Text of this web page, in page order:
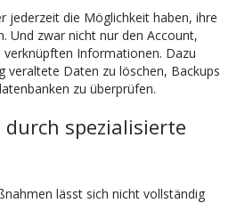
jederzeit die Möglichkeit haben, ihre
Und zwar nicht nur den Account,
Informationen. Dazu
veraltete Daten zu löschen, Backups
zu überprüfen.
spezialisierte
lässt sich nicht vollständig